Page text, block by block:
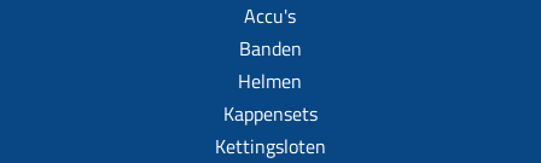
Accu's
Banden
Helmen
Kappensets
Kettingsloten